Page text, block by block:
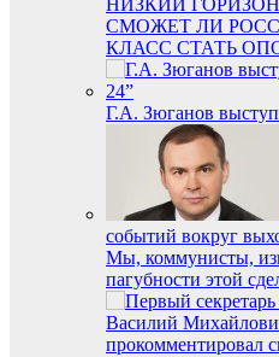
СМОЖЕТ ЛИ
КЛАСС СТАТЬ
Г.А. Зюганов
событий вокруг
Мы, коммунисты,
пагубности этой